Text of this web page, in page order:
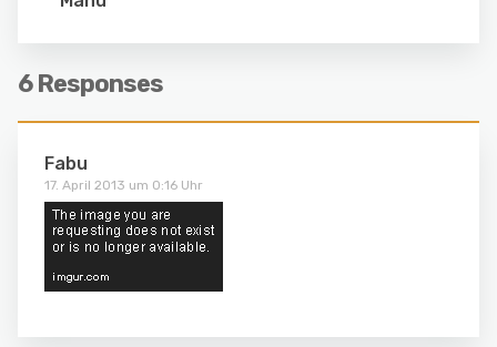
6 Responses
Fabu
17. April 2013 um 0:16 Uhr